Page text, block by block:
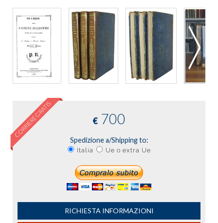
CORRIERE GRATIS €700
Spedizione a/Shipping to:
Italia Ue o extra Ue
RICHIESTA INFORMAZIONI